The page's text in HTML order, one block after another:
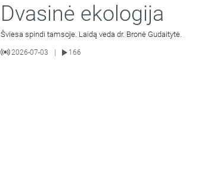
Dvasinė ekologija
Šviesa spindi tamsoje. Laidą veda dr. Bronė Gudaitytė.
2026-07-03 166